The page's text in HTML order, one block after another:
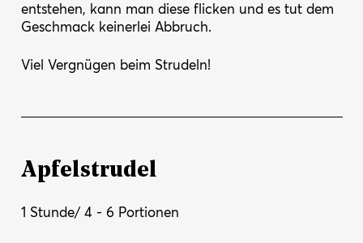
entstehen, kann man diese flicken und es tut dem
Geschmack keinerlei Abbruch.
Viel Vergnügen beim Strudeln!
Apfelstrudel
1 Stunde/ 4 - 6 Portionen